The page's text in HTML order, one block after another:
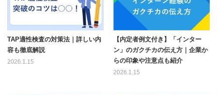
TAP適性検査の対策法｜詳しい内
容も徹底解説
2026.1.15
【内定者例文付き】「インター
ン」のガクチカの伝え方｜企業か
らの印象や注意点も紹介
2026.1.15